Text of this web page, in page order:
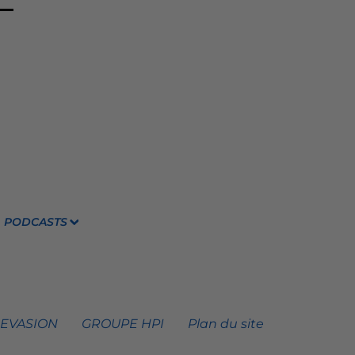
PODCASTS
GROUPE HPI Plan du site